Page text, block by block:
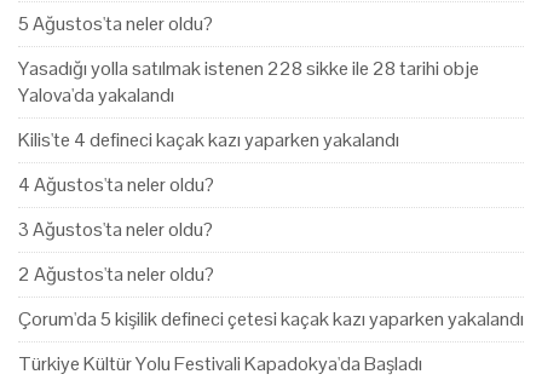
5 Ağustos'ta neler oldu?
Yasadığı yolla satılmak istenen 228 sikke ile 28 tarihi obje
Yalova'da yakalandı
Kilis'te 4 defineci kaçak kazı yaparken yakalandı
4 Ağustos'ta neler oldu?
3 Ağustos'ta neler oldu?
2 Ağustos'ta neler oldu?
Çorum'da 5 kişilik defineci çetesi kaçak kazı yaparken yakalandı
Türkiye Kültür Yolu Festivali Kapadokya'da Başladı